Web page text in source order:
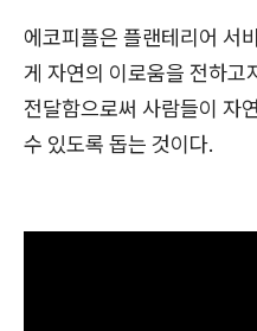
에코피플은 플랜테리어 서
게 자연의 이로움을 전하고
전달함으로써 사람들이 자
수 있도록 돕는 것이다.